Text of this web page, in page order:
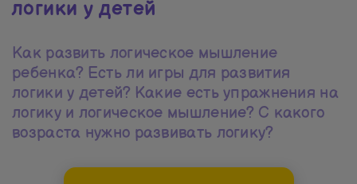
логики у детей
Как развить логическое мышление
ребенка? Есть ли игры для развития
логики у детей? Какие есть упражнения на
логику и логическое мышление? С какого
возраста нужно развивать логику?